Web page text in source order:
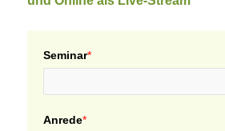
Seminar*
Anrede*